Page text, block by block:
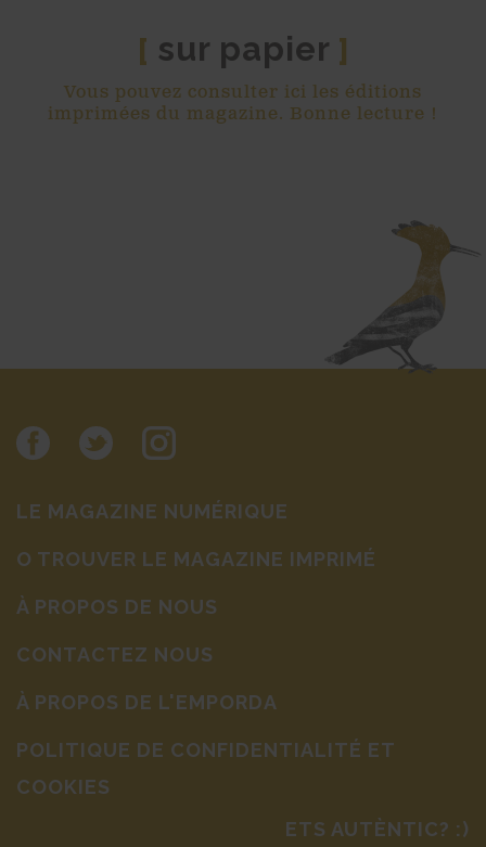
[ sur papier ]
Vous pouvez consulter ici les éditions
imprimées du magazine. Bonne lecture !
LE MAGAZINE NUMÉRIQUE
O TROUVER LE MAGAZINE IMPRIMÉ
À PROPOS DE NOUS
CONTACTEZ NOUS
À PROPOS DE L'EMPORDA
POLITIQUE DE CONFIDENTIALITÉ ET
COOKIES
ETS AUTÈNTIC? :)